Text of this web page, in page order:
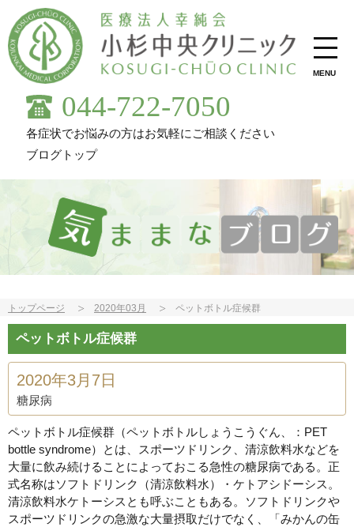
MENU
044-722-7050
各症状でお悩みの方はお気軽にご相談ください
ブログトップ
トップページ 2020年03月 ペットボトル症候群
ペットボトル症候群
2020年3月7日
糖尿病
ペットボトル症候群（ペットボトルしょうこうぐん、：PET
bottle syndrome）とは、スポーツドリンク、清涼飲料水などを
大量に飲み続けることによっておこる急性の糖尿病である。正
式名称はソフトドリンク（清涼飲料水）・ケトアシドーシス。
清涼飲料水ケトーシスとも呼ぶこともある。ソフトドリンクや
スポーツドリンクの急激な大量摂取だけでなく、「みかんの缶